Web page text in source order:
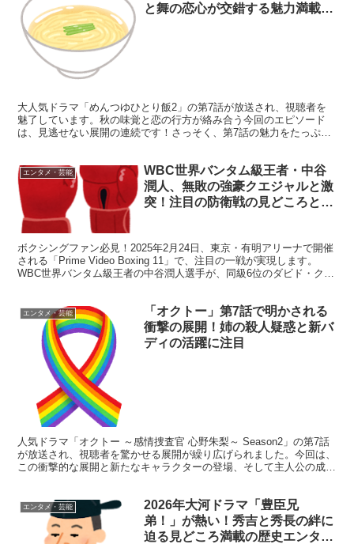
と舞の恋心が交錯する魅力満載エ
大人気ドラマ「めんつゆひとり飯2」の第7話が放送され、視聴者を
魅了しています。秋の味覚と恋の行方が絡み合う今回のエピソード
は、見逃せない展開の連続です！さっそく、第7話の魅力をたっぷり
エンタメ・芸能
WBC世界バンタム級王者・中谷
潤人、無敗の強豪クエジャルと激
突！注目の防衛戦の見どころと展
ボクシングファン必見！2025年2月24日、東京・有明アリーナで開催
される「Prime Video Boxing 11」で、注目の一戦が実現します。
WBC世界バンタム級王者の中谷潤人選手が、同級6位のダビド・クエ
エンタメ・芸能
「オクトー」第7話で明かされる
衝撃の展開！姉の殺人疑惑と新バ
ディの活躍に注目
人気ドラマ「オクトー ～感情捜査官 心野朱梨～ Season2」の第7話
が放送され、視聴者を驚かせる展開が繰り広げられました。今回は、
この衝撃的な展開と新たなキャラクターの登場、そして主人公の成長
エンタメ・芸能
2026年大河ドラマ「豊臣兄
弟！」が熱い！秀吉と秀長の絆に
迫る見どころ満載の歴史エンター